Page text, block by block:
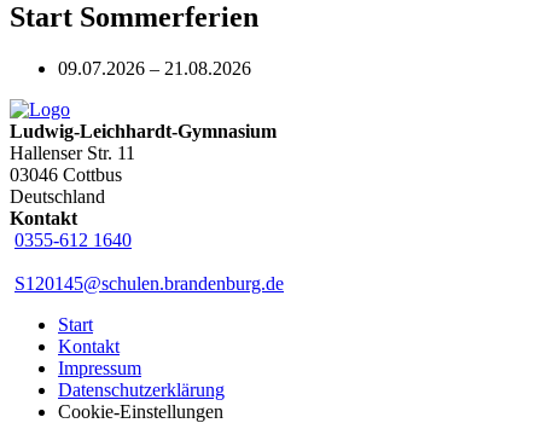
Start Sommerferien
09.07.2026 – 21.08.2026
Ludwig-Leichhardt-Gymnasium
Hallenser Str. 11
03046 Cottbus
Deutschland
Kontakt
0355-612 1640
S120145@schulen.brandenburg.de
Start
Kontakt
Impressum
Datenschutzerklärung
Cookie-Einstellungen